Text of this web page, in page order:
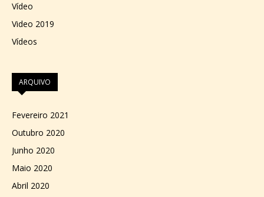
Vídeo
Video 2019
Vídeos
ARQUIVO
Fevereiro 2021
Outubro 2020
Junho 2020
Maio 2020
Abril 2020